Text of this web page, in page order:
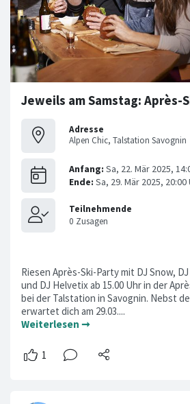
Adresse
Alpen Chic, Talstation Savognin
Riesen Après-Ski-Party mit DJ Snow,
und DJ Helvetix ab 15.00 Uhr in der
bei der Talstation in Savognin. Nebst
erwartet dich am 29.03....
Weiterlesen ➞